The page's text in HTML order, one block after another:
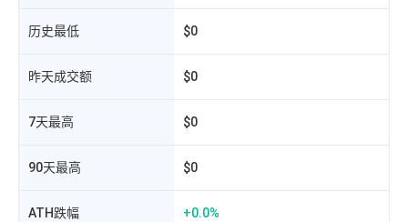
历史最低 $0
昨天成交额 $0
7天最高 $0
90天最高 $0
ATH跌幅 +0.0%